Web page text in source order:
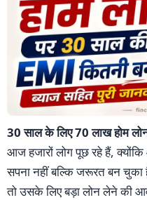
30 साल के लिए 70 लाख होम
आज हजारों लोग पूछ रहे हैं,
सपना नहीं बल्कि जरूरत बन
तो उसके लिए बड़ा लोन लेने की